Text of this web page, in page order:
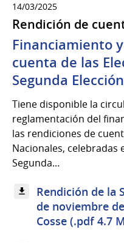
14/03/2025
Rendición de
Financiamiento
cuenta de las
Segunda
Tiene disponible la
reglamentación del
las rendiciones de
Nacionales, celebradas
Segunda...
Rendición de la
de noviembre
Cosse (.pdf 4.7